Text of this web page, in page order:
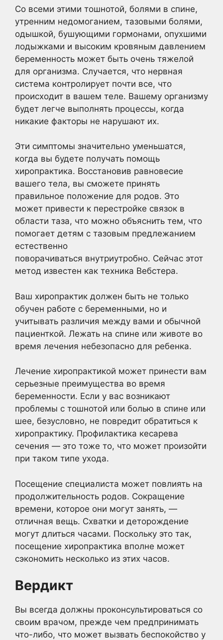
Со всеми этими тошнотой, болями в спине,
утренним недомоганием, тазовыми болями,
одышкой, бушующими гормонами, опухшими
лодыжками и высоким кровяным давлением
беременность может быть очень тяжелой
для организма. Случается, что нервная
система контролирует почти все, что
происходит в вашем теле. Вашему организму
будет легче выполнять процессы, когда
никакие факторы не нарушают их.
Эти симптомы значительно уменьшатся,
когда вы будете получать помощь
хиропрактика. Восстановив равновесие
вашего тела, вы сможете принять
правильное положение для родов. Это
может привести к перестройке связок в
области таза, что можно объяснить тем, что
помогает детям с тазовым предлежанием
естественно
поворачиваться внутриутробно. Сейчас этот
метод известен как техника Вебстера.
Ваш хиропрактик должен быть не только
обучен работе с беременными, но и
учитывать различия между вами и обычной
пациенткой. Лежать на спине или животе во
время лечения небезопасно для ребенка.
Лечение хиропрактикой может принести вам
серьезные преимущества во время
беременности. Если у вас возникают
проблемы с тошнотой или болью в спине или
шее, безусловно, не повредит обратиться к
хиропрактику. Профилактика кесарева
сечения — это тоже то, что может произойти
при таком типе ухода.
Посещение специалиста может повлиять на
продолжительность родов. Сокращение
времени, которое они могут занять, —
отличная вещь. Схватки и деторождение
могут длиться часами. Поскольку это так,
посещение хиропрактика вполне может
сэкономить несколько из этих часов.
Вердикт
Вы всегда должны проконсультироваться со
своим врачом, прежде чем предпринимать
что-либо, что может вызвать беспокойство у